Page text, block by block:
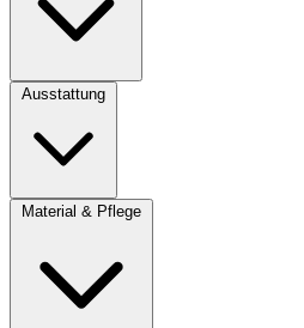
Ausstattung
Material & Pflege